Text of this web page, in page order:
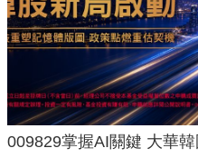
009829掌握AI關鍵 大華